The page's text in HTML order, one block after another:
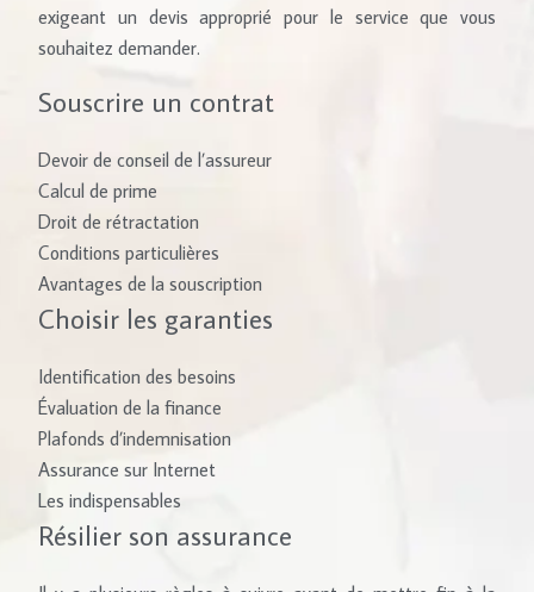
exigeant un devis approprié pour le service que vous
souhaitez demander.
Souscrire un contrat
Devoir de conseil de l’assureur
Calcul de prime
Droit de rétractation
Conditions particulières
Avantages de la souscription
Choisir les garanties
Identification des besoins
Évaluation de la finance
Plafonds d’indemnisation
Assurance sur Internet
Les indispensables
Résilier son assurance